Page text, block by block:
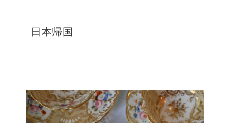
日本帰国